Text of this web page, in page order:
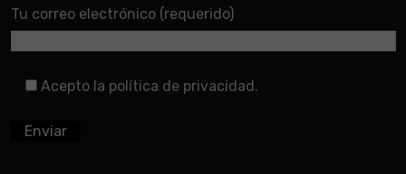
Tu correo electrónico (requerido)
Acepto la política de privacidad.